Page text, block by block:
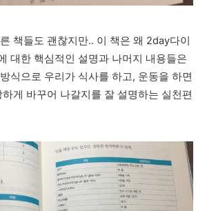
책들도 괜찮지만.. 이 책은 왜 2day다이
대한 핵심적인 설명과 나머지 내용들은
식으로 우리가 식사를 하고, 운동을 하면
게 바꾸어 나갈지를 잘 설명하는 실천편